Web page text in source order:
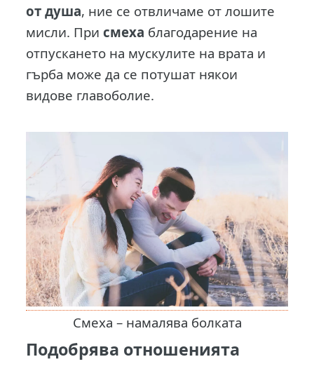
от душа, ние се отвличаме от лошите
мисли. Присмеха благодарение на
отпускането на мускулите на врата и
гърба може да се потушат някои
видове главоболие.
Смеха – намалява болката
Подобрява отношенията